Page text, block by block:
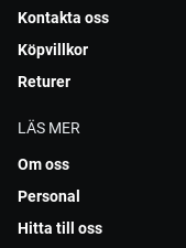
Kontakta oss
Köpvillkor
Returer
LÄS MER
Om oss
Personal
Hitta till oss